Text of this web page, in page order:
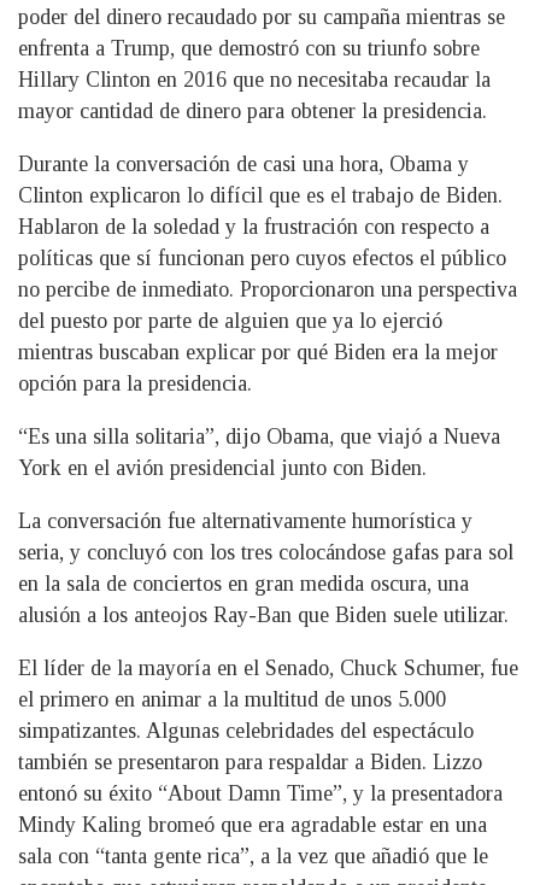
poder del dinero recaudado por su campaña mientras se
enfrenta a Trump, que demostró con su triunfo sobre
Hillary Clinton en 2016 que no necesitaba recaudar la
mayor cantidad de dinero para obtener la presidencia.
Durante la conversación de casi una hora, Obama y
Clinton explicaron lo difícil que es el trabajo de Biden.
Hablaron de la soledad y la frustración con respecto a
políticas que sí funcionan pero cuyos efectos el público
no percibe de inmediato. Proporcionaron una perspectiva
del puesto por parte de alguien que ya lo ejerció
mientras buscaban explicar por qué Biden era la mejor
opción para la presidencia.
“Es una silla solitaria”, dijo Obama, que viajó a Nueva
York en el avión presidencial junto con Biden.
La conversación fue alternativamente humorística y
seria, y concluyó con los tres colocándose gafas para sol
en la sala de conciertos en gran medida oscura, una
alusión a los anteojos Ray-Ban que Biden suele utilizar.
El líder de la mayoría en el Senado, Chuck Schumer, fue
el primero en animar a la multitud de unos 5.000
simpatizantes. Algunas celebridades del espectáculo
también se presentaron para respaldar a Biden. Lizzo
entonó su éxito “About Damn Time”, y la presentadora
Mindy Kaling bromeó que era agradable estar en una
sala con “tanta gente rica”, a la vez que añadió que le